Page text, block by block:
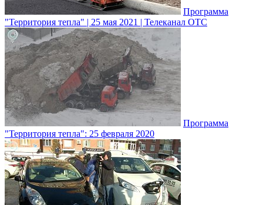
Программа
"Территория тепла" | 25 мая 2021 | Телеканал ОТС
Программа
"Территория тепла": 25 февраля 2020